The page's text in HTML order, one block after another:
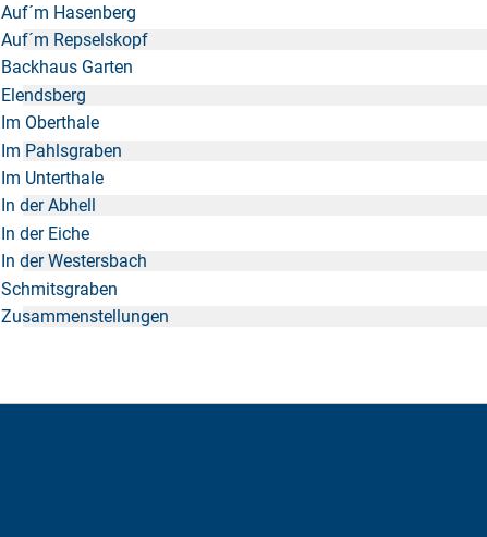
Auf´m Hasenberg
Auf´m Repselskopf
Backhaus Garten
Elendsberg
Im Oberthale
Im Pahlsgraben
Im Unterthale
In der Abhell
In der Eiche
In der Westersbach
Schmitsgraben
Zusammenstellungen